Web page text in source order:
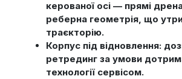
керованої осі — прямі
реберна геометрія, що
траєкторію.
Корпус під відновлення:
ретрединг за умови
технології сервісом.